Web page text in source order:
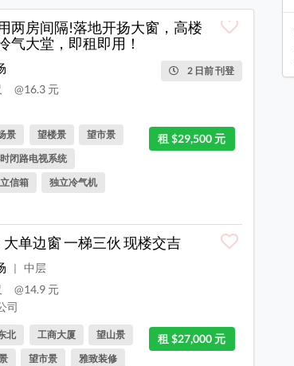
两房间隔!落地开扬大窗，高楼
气大堂，即租即用！
2 日前 刊登
@16.3 元
租 $29,500 元
景 望楼景
望市景
闭路电视系统
信箱 独立冷气机
大单边窗 一梯三伙 现楼交吉
|
中层
@14.9 元
司
租 $27,000 元
北 工商大厦
望山景
望市景
雅致装修